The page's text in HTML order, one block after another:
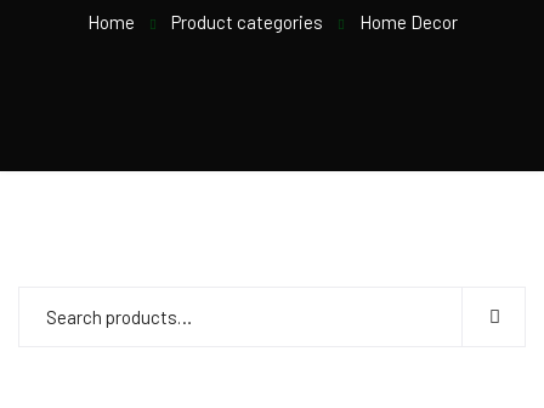
Home Product categories Home Decor